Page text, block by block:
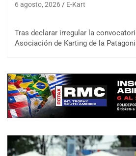
6 agosto, 2026 E-Kart
Tras declarar irregular la
Asociación de Karting de la